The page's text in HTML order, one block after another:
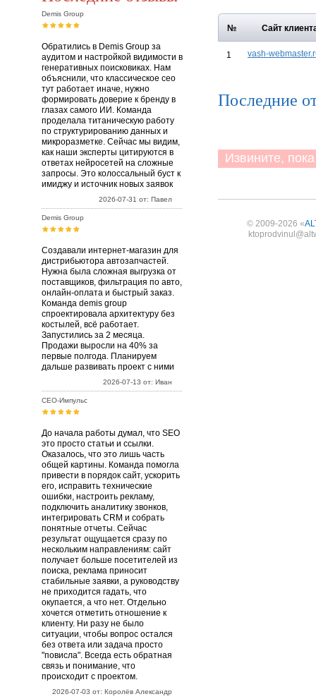
Demis Group
Обратились в Demis Group за
аудитом и настройкой видимости в
генеративных поисковиках. Нам
объяснили, что классическое сео
тут работает иначе, нужно
формировать доверие к бренду в
глазах самого ИИ. Команда
проделала титаническую работу
по структурированию данных и
микроразметке. Сейчас мы видим,
как наши эксперты цитируются в
ответах нейросетей на сложные
запросы. Это колоссальный буст к
имиджу и источник новых заявок
2026-07-31 от: Павел
Demis Group
Создавали интернет-магазин для
дистрибьютора автозапчастей.
Нужна была сложная выгрузка от
поставщиков, фильтрация по авто,
онлайн-оплата и быстрый заказ.
Команда demis group
спроектировала архитектуру без
костылей, всё работает.
Запустились за 2 месяца.
Продажи выросли на 40% за
первые полгода. Планируем
дальше развивать проект с ними
2026-07-13 от: Иван
СЕО-Импульс
До начала работы думал, что SEO
это просто статьи и ссылки.
Оказалось, что это лишь часть
общей картины. Команда помогла
привести в порядок сайт, ускорить
его, исправить технические
ошибки, настроить рекламу,
подключить аналитику звонков,
интегрировать CRM и собрать
понятные отчеты. Сейчас
результат ощущается сразу по
нескольким направлениям: сайт
получает больше посетителей из
поиска, реклама приносит
стабильные заявки, а руководству
не приходится гадать, что
окупается, а что нет. Отдельно
хочется отметить отношение к
клиенту. Ни разу не было
ситуации, чтобы вопрос остался
без ответа или задача просто
"повисла". Всегда есть обратная
связь и понимание, что
происходит с проектом.
2026-07-03 от: Королёв Александр
№ Сайт
1 vash-
Последние
Извините,
© 2009-2026 «